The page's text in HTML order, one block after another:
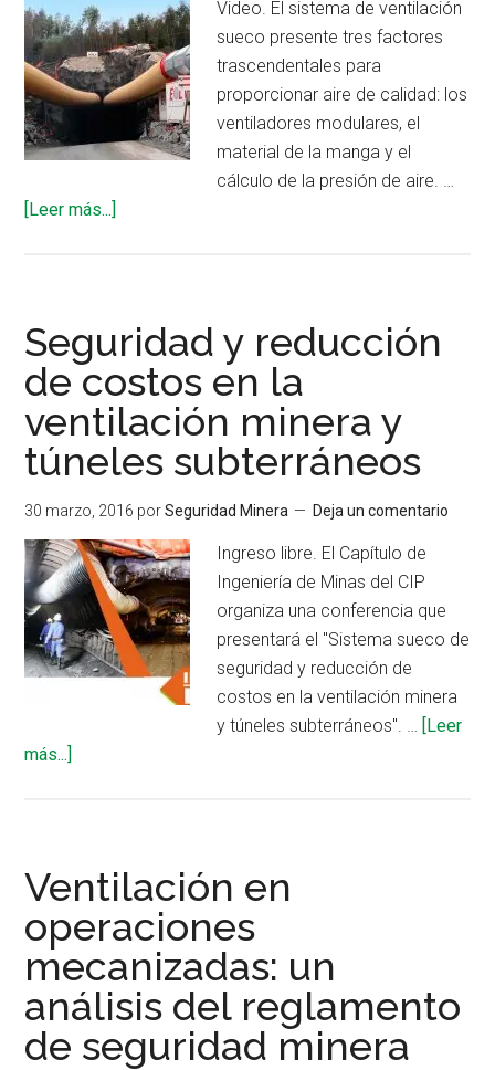
Video. El sistema de ventilación
sueco presente tres factores
trascendentales para
proporcionar aire de calidad: los
ventiladores modulares, el
material de la manga y el
cálculo de la presión de aire. …
[Leer más...]
ventilación
sueco:
tecnología
y
características
Seguridad y reducción
de costos en la
ventilación minera y
túneles subterráneos
30 marzo, 2016 porSeguridad Minera Deja un comentario
Ingreso libre. El Capítulo de
Ingeniería de Minas del CIP
organiza una conferencia que
presentará el "Sistema sueco de
seguridad y reducción de
costos en la ventilación minera
y túneles subterráneos". … [Leer
más...]
reducción
de
costos
en
la
ventilación
minera
Ventilación en
operaciones
mecanizadas: un
análisis del reglamento
de seguridad minera